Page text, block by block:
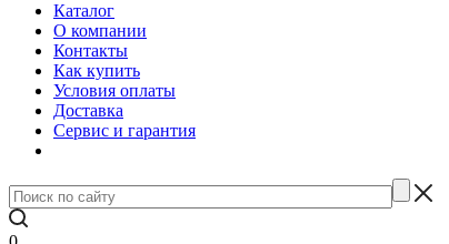
Каталог
О компании
Контакты
Как купить
Условия оплаты
Доставка
Сервис и гарантия